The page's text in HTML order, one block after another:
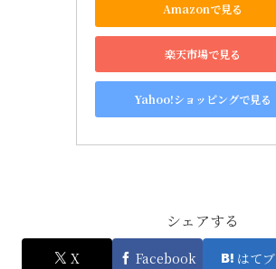
Amazonで見る
楽天市場で見る
Yahoo!ショッピングで見る
シェアする
X Facebook はてブ